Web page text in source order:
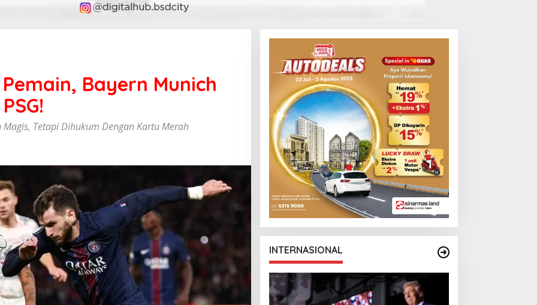
Bayern Munich
Tetapi Dihukum Dengan Kartu Merah
INTERNASIONAL